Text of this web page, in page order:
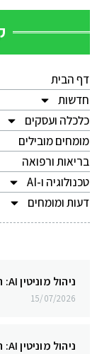
דף הבית
חדשות
כלכלה ועסקים
מומחים מובילים
בריאות ורפואה
טכנולוגיה ו-AI
דעות ומומחים
ניהול מוניטין AI: הצגת המידע הנכון בפני בוטים ומנועי תשובות
15/07/2026
ניהול מוניטין AI: הצגת המידע הנכון בפני בוטים ומנועי תשובות